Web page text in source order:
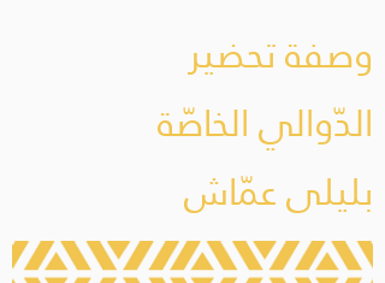
وصفة تحضير
الدّوالي الخاصّة
بليلى عمّاش